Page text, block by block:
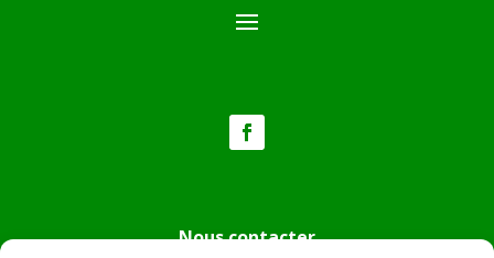
Nous contacter